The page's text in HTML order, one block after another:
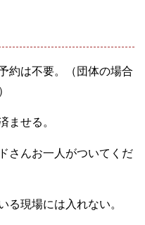
約は不要。（団体の場合
ませる。
さんお一人がついてくだ
る現場には入れない。